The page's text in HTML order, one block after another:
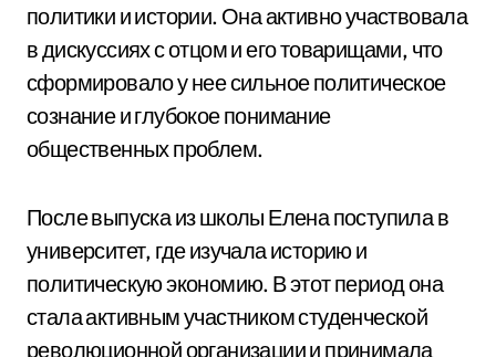
политики и истории. Она активно участвовала
в дискуссиях с отцом и его товарищами, что
сформировало у нее сильное политическое
сознание и глубокое понимание
общественных проблем.
После выпуска из школы Елена поступила в
университет, где изучала историю и
политическую экономию. В этот период она
стала активным участником студенческой
революционной организации и принимала